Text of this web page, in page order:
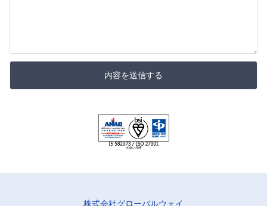
内容を送信する
株式会社グローバルウェイ